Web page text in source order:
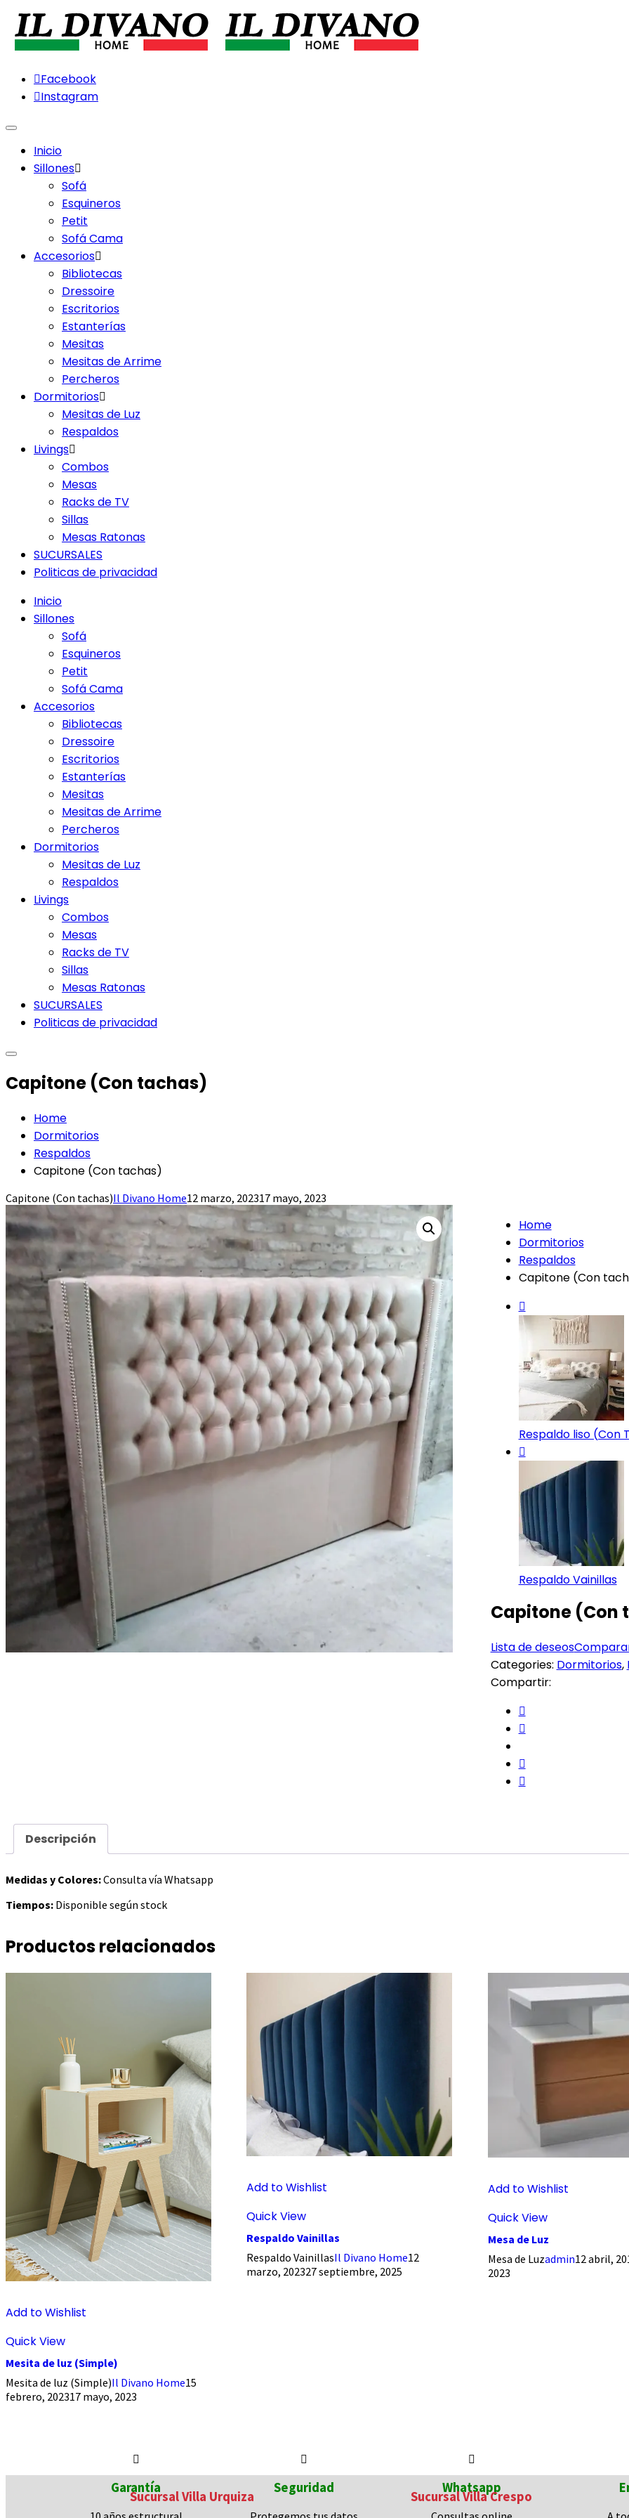
Facebook
Instagram
Menu
Inicio
Sillones
Sofá
Esquineros
Petit
Sofá Cama
Accesorios
Bibliotecas
Dressoire
Escritorios
Estanterías
Mesitas
Mesitas de Arrime
Percheros
Dormitorios
Mesitas de Luz
Respaldos
Livings
Combos
Mesas
Racks de TV
Sillas
Mesas Ratonas
SUCURSALES
Politicas de privacidad
Inicio
Sillones
Sofá
Esquineros
Petit
Sofá Cama
Accesorios
Bibliotecas
Dressoire
Escritorios
Estanterías
Mesitas
Mesitas de Arrime
Percheros
Dormitorios
Mesitas de Luz
Respaldos
Livings
Combos
Mesas
Racks de TV
Sillas
Mesas Ratonas
SUCURSALES
Politicas de privacidad
Capitone (Con tachas)
Home
Dormitorios
Respaldos
Capitone (Con tachas)
Capitone (Con tachas)Il Divano Home12 marzo, 202317 mayo, 2023
Home
Dormitorios
Respaldos
Capitone (Con
Respaldo liso (Con
Respaldo Vainillas
Capitone (Con
Lista de deseos
Categories: Dormitorios,
Compartir:
Descripción
Medidas y Colores:Consulta vía Whatsapp
Tiempos: Disponible según stock
Productos relacionados
Add to Wishlist
Quick View
Mesita de luz (Simple)
Mesita de luz (Simple)Il Divano Home15
febrero, 202317 mayo, 2023
Add to Wishlist
Quick View
Respaldo Vainillas
Respaldo VainillasIl Divano Home12
marzo, 202327 septiembre, 2025
Add to Wishlist
Quick View
Mesa de Luz
Mesa de Luzadmin12 abril,
2023
Garantía Seguridad Whatsapp
Sucursal Villa Urquiza Sucursal Villa Crespo